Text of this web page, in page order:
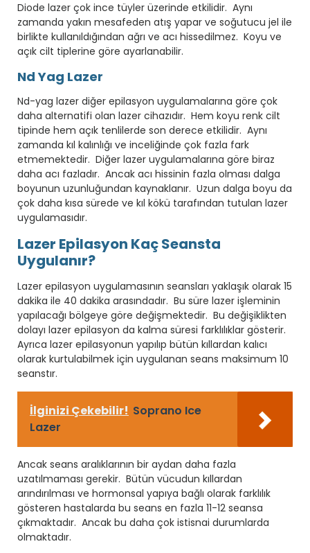
Diode lazer çok ince tüyler üzerinde etkilidir. Aynı
zamanda yakın mesafeden atış yapar ve soğutucu jel ile
birlikte kullanıldığından ağrı ve acı hissedilmez. Koyu ve
açık cilt tiplerine göre ayarlanabilir.
Nd Yag Lazer
Nd-yag lazer diğer epilasyon uygulamalarına göre çok
daha alternatifi olan lazer cihazıdır. Hem koyu renk cilt
tipinde hem açık tenlilerde son derece etkilidir. Aynı
zamanda kıl kalınlığı ve inceliğinde çok fazla fark
etmemektedir. Diğer lazer uygulamalarına göre biraz
daha acı fazladır. Ancak acı hissinin fazla olması dalga
boyunun uzunluğundan kaynaklanır. Uzun dalga boyu da
çok daha kısa sürede ve kıl kökü tarafından tutulan lazer
uygulamasıdır.
Lazer Epilasyon Kaç Seansta
Uygulanır?
Lazer epilasyon uygulamasının seansları yaklaşık olarak 15
dakika ile 40 dakika arasındadır. Bu süre lazer işleminin
yapılacağı bölgeye göre değişmektedir. Bu değişiklikten
dolayı lazer epilasyon da kalma süresi farklılıklar gösterir.
Ayrıca lazer epilasyonun yapılıp bütün kıllardan kalıcı
olarak kurtulabilmek için uygulanan seans maksimum 10
seanstır.
İlginizi Çekebilir! Soprano Ice
Lazer
Ancak seans aralıklarının bir aydan daha fazla
uzatılmaması gerekir. Bütün vücudun kıllardan
arındırılması ve hormonsal yapıya bağlı olarak farklılık
gösteren hastalarda bu seans en fazla 11-12 seansa
çıkmaktadır. Ancak bu daha çok istisnai durumlarda
olmaktadır.